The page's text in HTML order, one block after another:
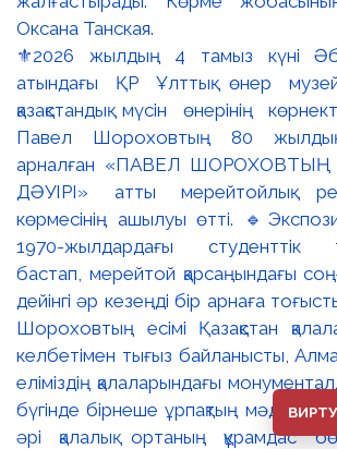
⚜️2026 жылдың 4 тамыз күні
атындағы ҚР Ұлттық өнер
қазақстандық мүсін өнерінің
Павел Шороховтың 80 жылдық
арналған «ПАВЕЛ
ДӘУІРІ» атты мерейтойлық
көрмесінің ашылуы өтті.
1970-жылдардағы студенттік
бастап, мерейтой қарсаңындағы
дейінгі әр кезеңді бір арнаға
Шороховтың есімі Қазақстан
келбетімен тығыз байланысты,
еліміздің қалаларындағы
бүгінде бірнеше ұрпақтың мәдени
әрі қалалық ортаның құрамдас